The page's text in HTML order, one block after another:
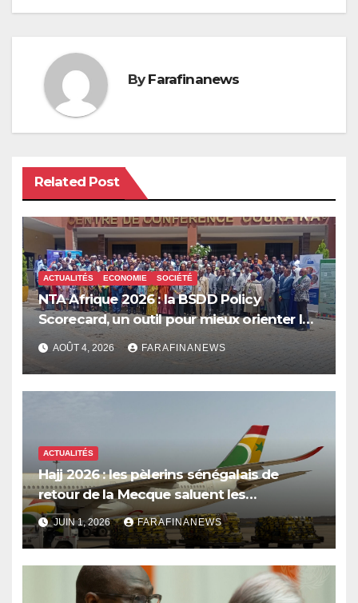
By Farafinanews
Related Post
ACTUALITÉS ECONOMIE SOCIÉTÉ
NTA Afrique 2026 : la BSDD Policy
Scorecard, un outil pour mieux orienter les
dépenses publiques
AOÛT 4, 2026 FARAFINANEWS
ACTUALITÉS
Hajj 2026 : les pèlerins sénégalais de
retour de la Mecque saluent les
innovations d’Air Sénégal SA
JUIN 1, 2026 FARAFINANEWS